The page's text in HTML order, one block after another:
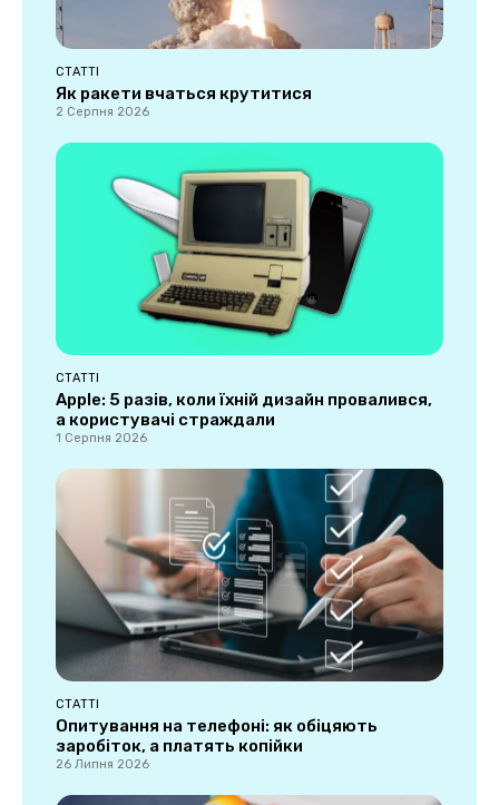
СТАТТІ
Як ракети вчаться крутитися
2 Серпня 2026
СТАТТІ
Apple: 5 разів, коли їхній дизайн провалився,
а користувачі страждали
1 Серпня 2026
СТАТТІ
Опитування на телефоні: як обіцяють
заробіток, а платять копійки
26 Липня 2026